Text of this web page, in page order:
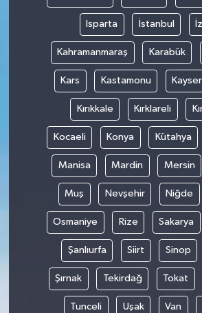
Isparta İstanbul
Kahramanmaraş Karabük
Kars Kastamonu
Kırıkkale Kırklareli
Kocaeli Konya Kütahya
Manisa Mardin Mersin
Muş Nevşehir Niğde
Osmaniye Rize Sakarya
Şanlıurfa Siirt Sinop
Şırnak Tekirdağ Tokat
Tunceli Uşak Van